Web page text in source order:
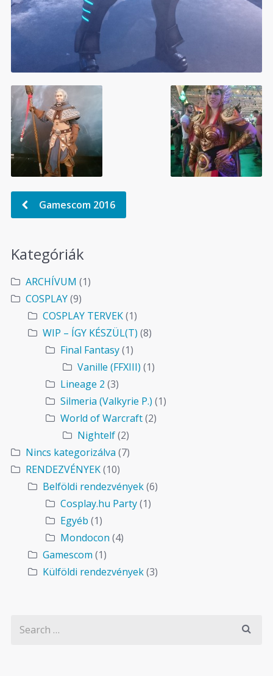
Gamescom 2016
Kategóriák
ARCHÍVUM (1)
COSPLAY(9)
COSPLAY TERVEK(1)
WIP – ÍGY KÉSZÜL(T) (8)
Final Fantasy(1)
Vanille (FFXIII) (1)
Lineage 2 (3)
Silmeria (Valkyrie P.) (1)
World of Warcraft(2)
Nightelf(2)
Nincs kategorizálva (7)
RENDEZVÉNYEK(10)
Belföldi rendezvények(6)
Cosplay.hu Party(1)
Egyéb (1)
Mondocon (4)
Gamescom (1)
Külföldi rendezvények(3)